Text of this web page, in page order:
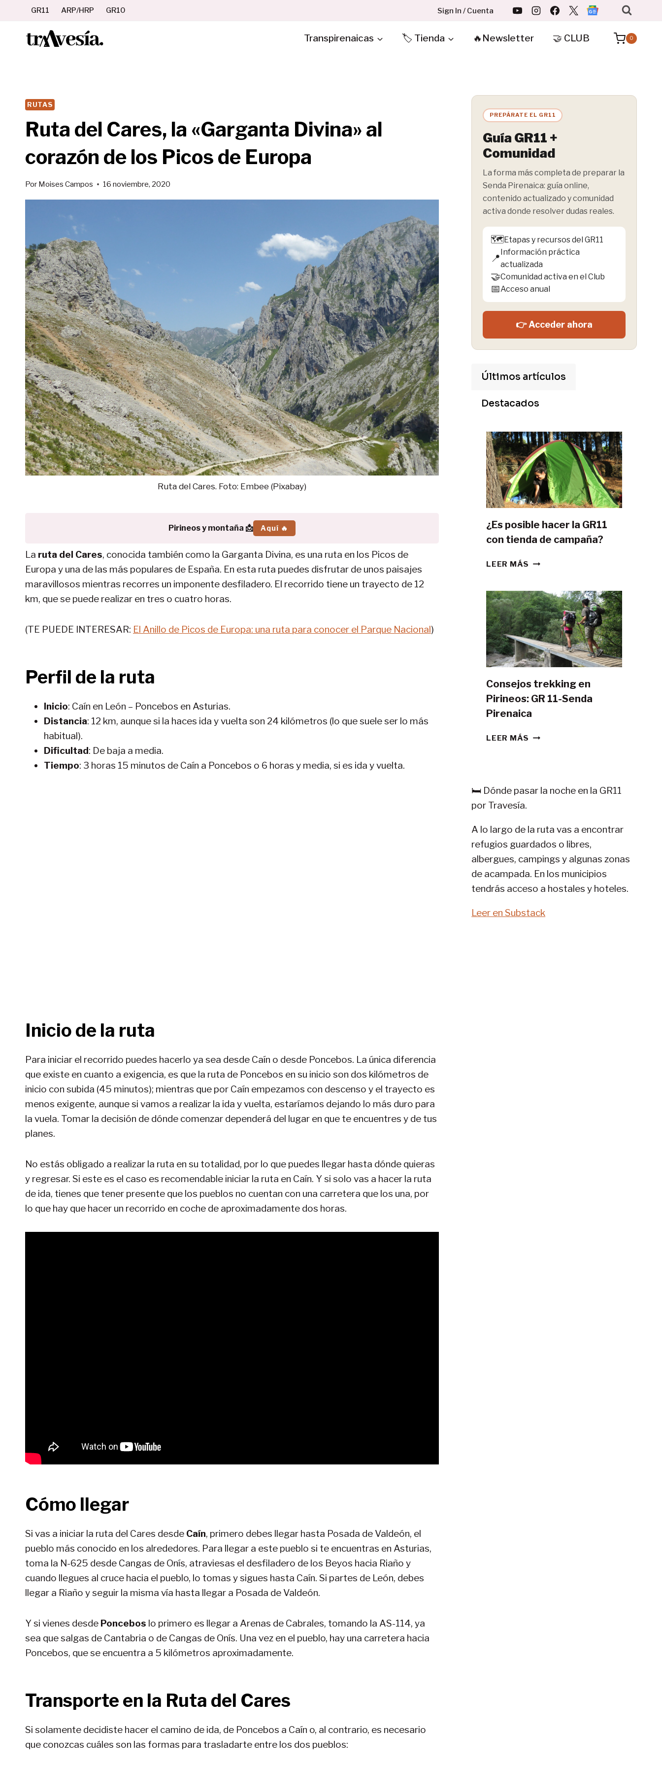
contenido
GR11 ARP/HRP GR10 Sign In / Cuenta
Transpirenaicas 🏷️ Tienda 🔥Newsletter 🤝 CLUB 0
RUTAS
Ruta del Cares, la «Garganta Divina» al
corazón de los Picos de Europa
Por Moises Campos 16 noviembre, 2020
Ruta del Cares. Foto: Embee (Pixabay)
Pirineos y montaña 📩 Aquí 🔥
La ruta del Cares, conocida también como la Garganta Divina, es una ruta en los Picos de
Europa y una de las más populares de España. En esta ruta puedes disfrutar de unos paisajes
maravillosos mientras recorres un imponente desfiladero. El recorrido tiene un trayecto de 12
km, que se puede realizar en tres o cuatro horas.
(TE PUEDE INTERESAR: El Anillo de Picos de Europa: una ruta para conocer el Parque Nacional)
Perfil de la ruta
Inicio: Caín en León – Poncebos en Asturias.
Distancia: 12 km, aunque si la haces ida y vuelta son 24 kilómetros (lo que suele ser lo más
habitual).
Dificultad: De baja a media.
Tiempo: 3 horas 15 minutos de Caín a Poncebos o 6 horas y media, si es ida y vuelta.
Inicio de la ruta
Para iniciar el recorrido puedes hacerlo ya sea desde Caín o desde Poncebos. La única diferencia
que existe en cuanto a exigencia, es que la ruta de Poncebos en su inicio son dos kilómetros de
inicio con subida (45 minutos); mientras que por Caín empezamos con descenso y el trayecto es
menos exigente, aunque si vamos a realizar la ida y vuelta, estaríamos dejando lo más duro para
la vuela. Tomar la decisión de dónde comenzar dependerá del lugar en que te encuentres y de tus
planes.
No estás obligado a realizar la ruta en su totalidad, por lo que puedes llegar hasta dónde quieras
y regresar. Si este es el caso es recomendable iniciar la ruta en Caín. Y si solo vas a hacer la ruta
de ida, tienes que tener presente que los pueblos no cuentan con una carretera que los una, por
lo que hay que hacer un recorrido en coche de aproximadamente dos horas.
Cómo llegar
Si vas a iniciar la ruta del Cares desde Caín, primero debes llegar hasta Posada de Valdeón, el
pueblo más conocido en los alrededores. Para llegar a este pueblo si te encuentras en Asturias,
toma la N-625 desde Cangas de Onís, atraviesas el desfiladero de los Beyos hacia Riaño y
cuando llegues al cruce hacia el pueblo, lo tomas y sigues hasta Caín. Si partes de León, debes
llegar a Riaño y seguir la misma vía hasta llegar a Posada de Valdeón.
Y si vienes desde Poncebos lo primero es llegar a Arenas de Cabrales, tomando la AS-114, ya
sea que salgas de Cantabria o de Cangas de Onís. Una vez en el pueblo, hay una carretera hacia
Poncebos, que se encuentra a 5 kilómetros aproximadamente.
Transporte en la Ruta del Cares
Si solamente decidiste hacer el camino de ida, de Poncebos a Caín o, al contrario, es necesario
que conozcas cuáles son las formas para trasladarte entre los dos pueblos:
PREPÁRATE EL GR11
Guía GR11 +
Comunidad
La forma más completa de preparar la
Senda Pirenaica: guía online,
contenido actualizado y comunidad
activa donde resolver dudas reales.
🗺️Etapas y recursos del GR11
📍
Información práctica
actualizada
🤝Comunidad activa en el Club
📅Acceso anual
👉 Acceder ahora
Últimos artículos
Destacados
¿Es posible hacer la GR11
con tienda de campaña?
LEER MÁS ¿ES
LA
GR11
CON
TIENDA
DE
CAMPAÑA?
Consejos trekking en
Pirineos: GR 11-Senda
Pirenaica
LEER MÁS CONSEJOS
11-
🛏️ Dónde pasar la noche en la GR11
por Travesía.
A lo largo de la ruta vas a encontrar
refugios guardados o libres,
albergues, campings y algunas zonas
de acampada. En los municipios
tendrás acceso a hostales y hoteles.
Leer en Substack